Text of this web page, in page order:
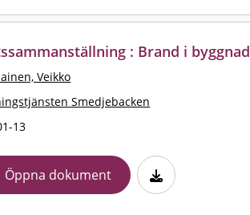
: Brand i byggnad
Veikko
Smedjebacken
13
Öppna dokument